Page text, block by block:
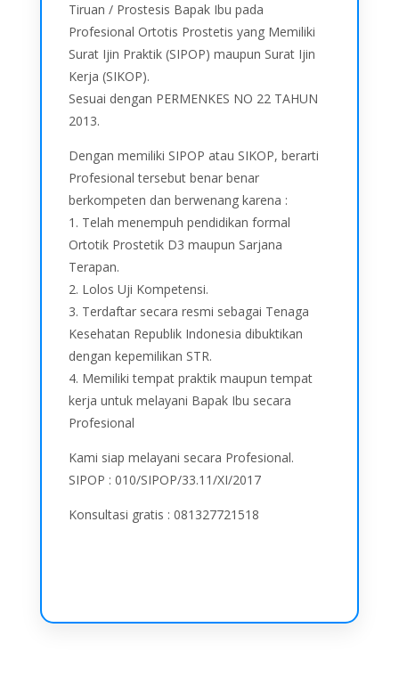
Tiruan / Prostesis Bapak Ibu pada
Profesional Ortotis Prostetis yang Memiliki
Surat Ijin Praktik (SIPOP) maupun Surat Ijin
Kerja (SIKOP).
Sesuai dengan PERMENKES NO 22 TAHUN
2013.
Dengan memiliki SIPOP atau SIKOP, berarti
Profesional tersebut benar benar
berkompeten dan berwenang karena :
1. Telah menempuh pendidikan formal
Ortotik Prostetik D3 maupun Sarjana
Terapan.
2. Lolos Uji Kompetensi.
3. Terdaftar secara resmi sebagai Tenaga
Kesehatan Republik Indonesia dibuktikan
dengan kepemilikan STR.
4. Memiliki tempat praktik maupun tempat
kerja untuk melayani Bapak Ibu secara
Profesional
Kami siap melayani secara Profesional.
SIPOP : 010/SIPOP/33.11/XI/2017
Konsultasi gratis : 081327721518